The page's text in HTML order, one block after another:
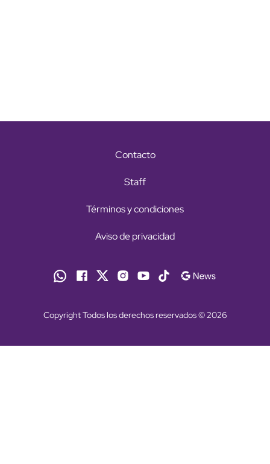
Contacto
Staff
Términos y condiciones
Aviso de privacidad
Copyright Todos los derechos reservados © 2026